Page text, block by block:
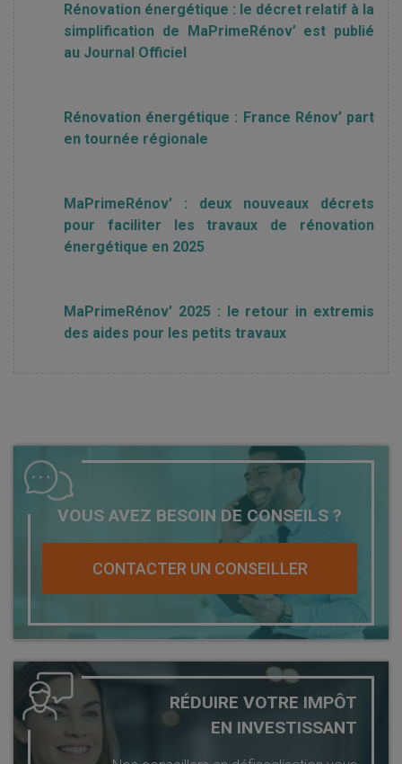
Rénovation énergétique : le décret relatif à la
simplification de MaPrimeRénov’ est publié
au Journal Officiel
Rénovation énergétique : France Rénov’ part
en tournée régionale
MaPrimeRénov’ : deux nouveaux décrets
pour faciliter les travaux de rénovation
énergétique en 2025
MaPrimeRénov’ 2025 : le retour in extremis
des aides pour les petits travaux
VOUS AVEZ BESOIN DE CONSEILS ?
CONTACTER UN CONSEILLER
RÉDUIRE VOTRE IMPÔT
EN INVESTISSANT